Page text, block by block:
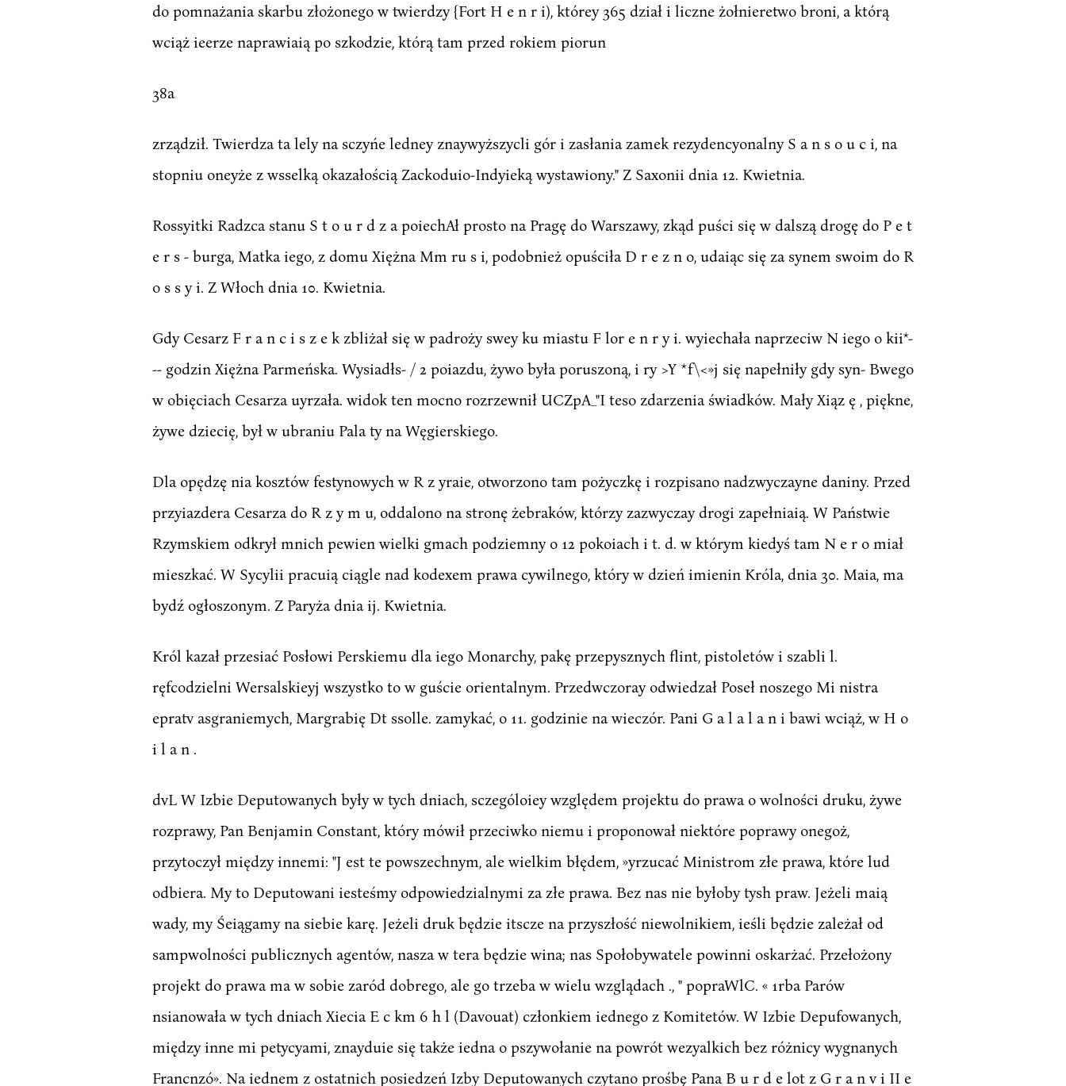
do pomnażania skarbu złożonego w twierdzy {Fort H e n r i), którey 365 dział i liczne żołnieretwo broni, a którą
wciąż ieerze naprawiaią po szkodzie, którą tam przed rokiem piorun
38a
zrządził. Twierdza ta lely na sczyńe ledney znaywyższycli gór i zasłania zamek rezydencyonalny S a n s o u c i, na
stopniu oneyże z wsselką okazałością Zackoduio-Indyieką wystawiony." Z Saxonii dnia 12. Kwietnia.
Rossyitki Radzca stanu S t o u r d z a poiechAł prosto na Pragę do Warszawy, zkąd puści się w dalszą drogę do P e t
e r s - burga, Matka iego, z domu Xiężna Mm ru s i, podobnież opuściła D r e z n o, udaiąc się za synem swoim do R
o s s y i. Z Włoch dnia 10. Kwietnia.
Gdy Cesarz F r a n c i s z e k zbliżał się w padroży swey ku miastu F lor e n r y i. wyiechała naprzeciw N iego o kii*-
-- godzin Xiężna Parmeńska. Wysiadłs- / 2 poiazdu, żywo była poruszoną, i ry >Y *f\<»j się napełniły gdy syn- Bwego
w obięciach Cesarza uyrzała. widok ten mocno rozrzewnił UCZpA_"I teso zdarzenia świadków. Mały Xiąz ę , piękne,
żywe dziecię, był w ubraniu Pala ty na Węgierskiego.
Dla opędzę nia kosztów festynowych w R z yraie, otworzono tam pożyczkę i rozpisano nadzwyczayne daniny. Przed
przyiazdera Cesarza do R z y m u, oddalono na stronę żebraków, którzy zazwyczay drogi zapełniaią. W Państwie
Rzymskiem odkrył mnich pewien wielki gmach podziemny o 12 pokoiach i t. d. w którym kiedyś tam N e r o miał
mieszkać. W Sycylii pracuią ciągle nad kodexem prawa cywilnego, który w dzień imienin Króla, dnia 30. Maia, ma
bydź ogłoszonym. Z Paryża dnia ij. Kwietnia.
Król kazał przesiać Posłowi Perskiemu dla iego Monarchy, pakę przepysznych flint, pistoletów i szabli l.
ręfcodzielni Wersalskieyj wszystko to w guście orientalnym. Przedwczoray odwiedzał Poseł noszego Mi nistra
epratv asgraniemych, Margrabię Dt ssolle. zamykać, o 11. godzinie na wieczór. Pani G a l a l a n i bawi wciąż, w H o
i l a n .
dvL W Izbie Deputowanych były w tych dniach, sczególoiey względem projektu do prawa o wolności druku, żywe
rozprawy, Pan Benjamin Constant, który mówił przeciwko niemu i proponował niektóre poprawy onegoż,
przytoczył między innemi: "J est te powszechnym, ale wielkim błędem, »yrzucać Ministrom złe prawa, które lud
odbiera. My to Deputowani iesteśmy odpowiedzialnymi za złe prawa. Bez nas nie byłoby tysh praw. Jeżeli maią
wady, my Śeiągamy na siebie karę. Jeżeli druk będzie itscze na przyszłość niewolnikiem, ieśli będzie zależał od
sampwolności publicznych agentów, nasza w tera będzie wina; nas Społobywatele powinni oskarżać. Przełożony
projekt do prawa ma w sobie zaród dobrego, ale go trzeba w wielu wzglądach ., " popraWlC. « 1rba Parów
nsianowała w tych dniach Xiecia E c km 6 h l (Davouat) członkiem iednego z Komitetów. W Izbie Depufowanych,
między inne mi petycyami, znayduie się także iedna o pszywołanie na powrót wezyalkich bez różnicy wygnanych
Francnzó». Na iednem z ostatnich posiedzeń Izby Deputowanych czytano prośbę Pana B u r d e lot z G r a n v i II e